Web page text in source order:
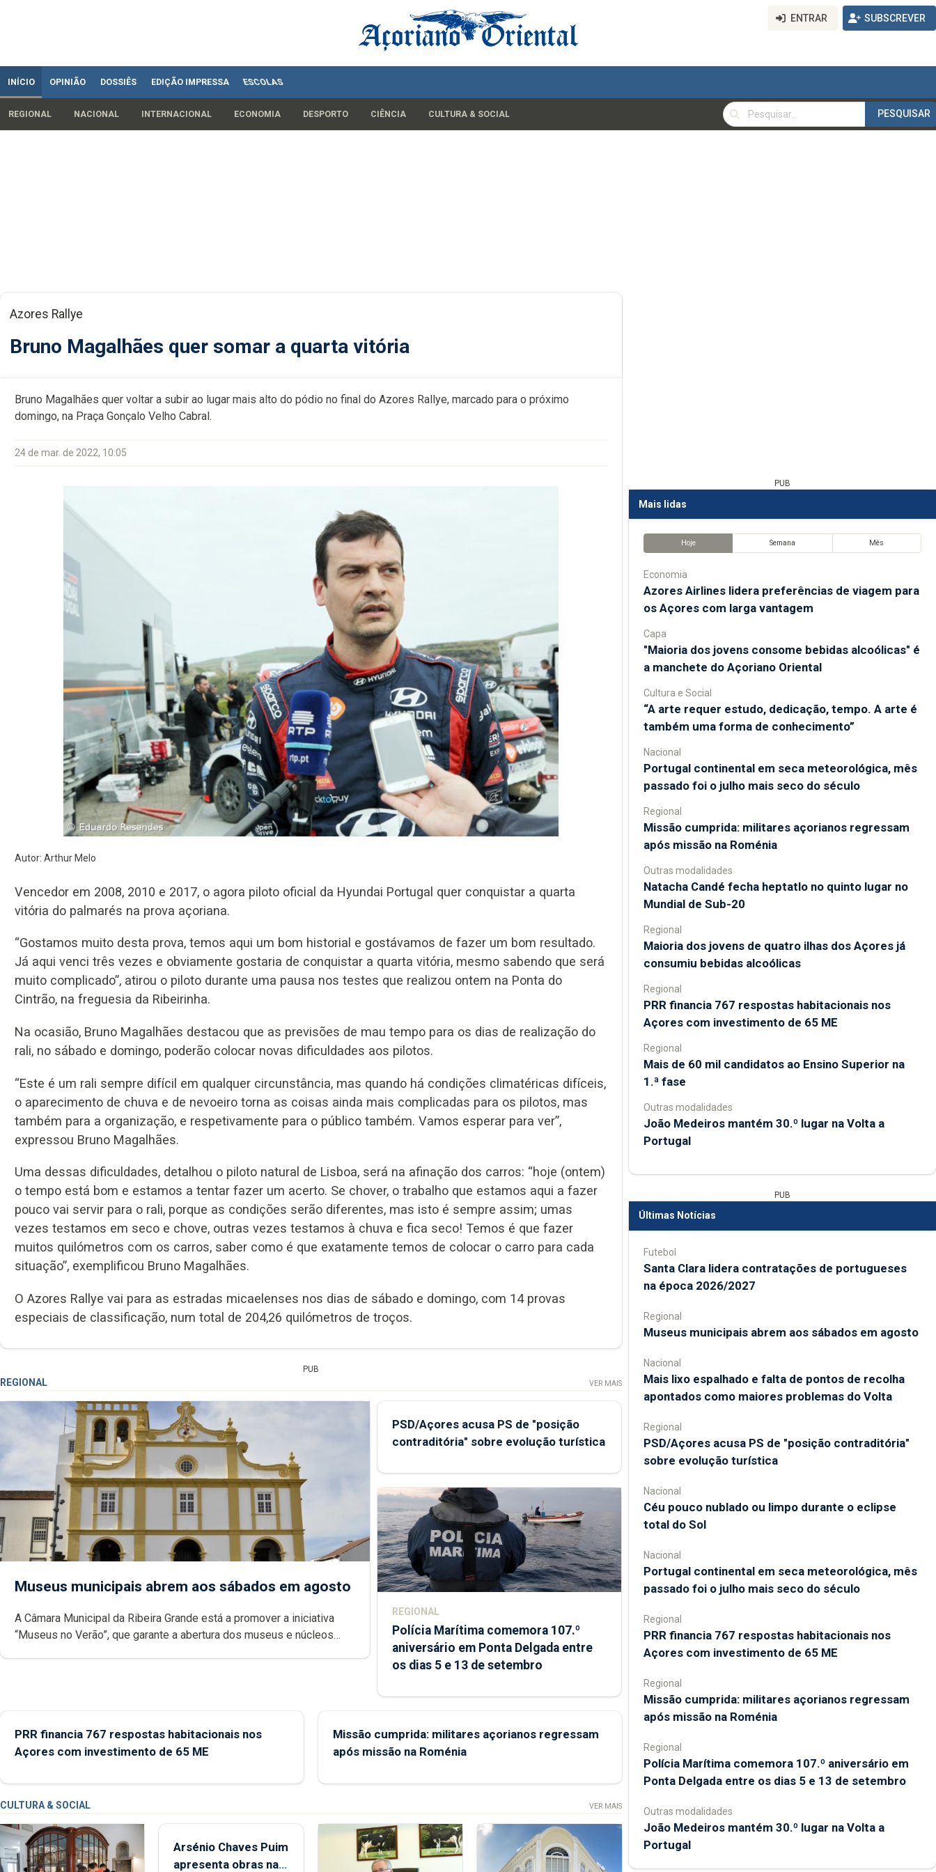
ENTRAR SUBSCREVER
INÍCIO OPINIÃO DOSSIÊS EDIÇÃO IMPRESSA ESCOLAS
REGIONAL NACIONAL INTERNACIONAL ECONOMIA DESPORTO CIÊNCIA CULTURA & SOCIAL
PESQUISAR
PESQUISAR
Azores Rallye
Bruno Magalhães quer somar a quarta vitória
Bruno Magalhães quer voltar a subir ao lugar mais alto do pódio no final do Azores Rallye, marcado para o próximo
domingo, na Praça Gonçalo Velho Cabral.
24 de mar. de 2022, 10:05
Autor: Arthur Melo
Vencedor em 2008, 2010 e 2017, o agora piloto oficial da Hyundai Portugal quer conquistar a quarta
vitória do palmarés na prova açoriana.
“Gostamos muito desta prova, temos aqui um bom historial e gostávamos de fazer um bom resultado.
Já aqui venci três vezes e obviamente gostaria de conquistar a quarta vitória, mesmo sabendo que será
muito complicado”, atirou o piloto durante uma pausa nos testes que realizou ontem na Ponta do
Cintrão, na freguesia da Ribeirinha.
Na ocasião, Bruno Magalhães destacou que as previsões de mau tempo para os dias de realização do
rali, no sábado e domingo, poderão colocar novas dificuldades aos pilotos.
“Este é um rali sempre difícil em qualquer circunstância, mas quando há condições climatéricas difíceis,
o aparecimento de chuva e de nevoeiro torna as coisas ainda mais complicadas para os pilotos, mas
também para a organização, e respetivamente para o público também. Vamos esperar para ver”,
expressou Bruno Magalhães.
Uma dessas dificuldades, detalhou o piloto natural de Lisboa, será na afinação dos carros: “hoje (ontem)
o tempo está bom e estamos a tentar fazer um acerto. Se chover, o trabalho que estamos aqui a fazer
pouco vai servir para o rali, porque as condições serão diferentes, mas isto é sempre assim; umas
vezes testamos em seco e chove, outras vezes testamos à chuva e fica seco! Temos é que fazer
muitos quilómetros com os carros, saber como é que exatamente temos de colocar o carro para cada
situação”, exemplificou Bruno Magalhães.
O Azores Rallye vai para as estradas micaelenses nos dias de sábado e domingo, com 14 provas
especiais de classificação, num total de 204,26 quilómetros de troços.
PUB
REGIONAL VER MAIS
Museus municipais abrem aos sábados em agosto
A Câmara Municipal da Ribeira Grande está a promover a iniciativa
“Museus no Verão”, que garante a abertura dos museus e núcleos
PSD/Açores acusa PS de "posição
contraditória" sobre evolução turística
REGIONAL
Polícia Marítima comemora 107.º
aniversário em Ponta Delgada entre
os dias 5 e 13 de setembro
PRR financia 767 respostas habitacionais nos
Açores com investimento de 65 ME
Missão cumprida: militares açorianos regressam
após missão na Roménia
CULTURA & SOCIAL VER MAIS
Arsénio Chaves Puim
apresenta obras na
PUB
Mais lidas
Hoje Semana Mês
Economia
Azores Airlines lidera preferências de viagem para
os Açores com larga vantagem
Capa
"Maioria dos jovens consome bebidas alcoólicas" é
a manchete do Açoriano Oriental
Cultura e Social
“A arte requer estudo, dedicação, tempo. A arte é
também uma forma de conhecimento”
Nacional
Portugal continental em seca meteorológica, mês
passado foi o julho mais seco do século
Regional
Missão cumprida: militares açorianos regressam
após missão na Roménia
Outras modalidades
Natacha Candé fecha heptatlo no quinto lugar no
Mundial de Sub-20
Regional
Maioria dos jovens de quatro ilhas dos Açores já
consumiu bebidas alcoólicas
Regional
PRR financia 767 respostas habitacionais nos
Açores com investimento de 65 ME
Regional
Mais de 60 mil candidatos ao Ensino Superior na
1.ª fase
Outras modalidades
João Medeiros mantém 30.º lugar na Volta a
Portugal
PUB
Últimas Notícias
Futebol
Santa Clara lidera contratações de portugueses
na época 2026/2027
Regional
Museus municipais abrem aos sábados em agosto
Nacional
Mais lixo espalhado e falta de pontos de recolha
apontados como maiores problemas do Volta
Regional
PSD/Açores acusa PS de "posição contraditória"
sobre evolução turística
Nacional
Céu pouco nublado ou limpo durante o eclipse
total do Sol
Nacional
Portugal continental em seca meteorológica, mês
passado foi o julho mais seco do século
Regional
PRR financia 767 respostas habitacionais nos
Açores com investimento de 65 ME
Regional
Missão cumprida: militares açorianos regressam
após missão na Roménia
Regional
Polícia Marítima comemora 107.º aniversário em
Ponta Delgada entre os dias 5 e 13 de setembro
Outras modalidades
João Medeiros mantém 30.º lugar na Volta a
Portugal